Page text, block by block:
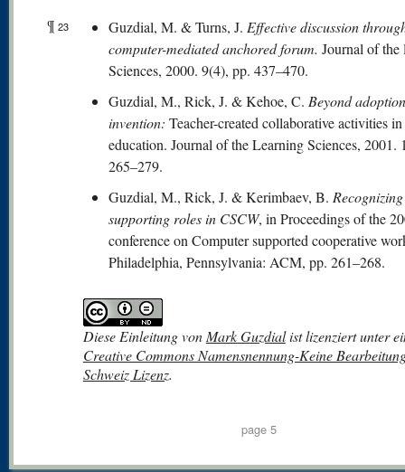
¶ 23 Guzdial, M. & Turns, J. Effective discussion
computer-mediated anchored forum. Journal of the
Sciences, 2000. 9(4), pp. 437–470.
Guzdial, M., Rick, J. & Kehoe, C. Beyond
invention: Teacher-created collaborative activities
education. Journal of the Learning Sciences, 2001.
265–279.
Guzdial, M., Rick, J. & Kerimbaev, B.
supporting roles in CSCW, in Proceedings of the
conference on Computer supported cooperative
Philadelphia, Pennsylvania: ACM, pp. 261–268.
Diese Einleitungvon Mark Guzdialist lizenziert unter
Creative Commons Namensnennung-Keine
Schweiz Lizenz.
page 5